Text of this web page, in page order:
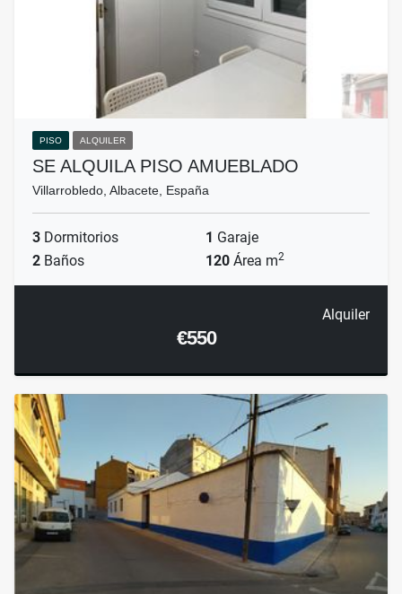
PISO ALQUILER
SE ALQUILA PISO AMUEBLADO
Villarrobledo, Albacete, España
3 Dormitorios 1 Garaje
2 Baños 120 Área m2
Alquiler
€550